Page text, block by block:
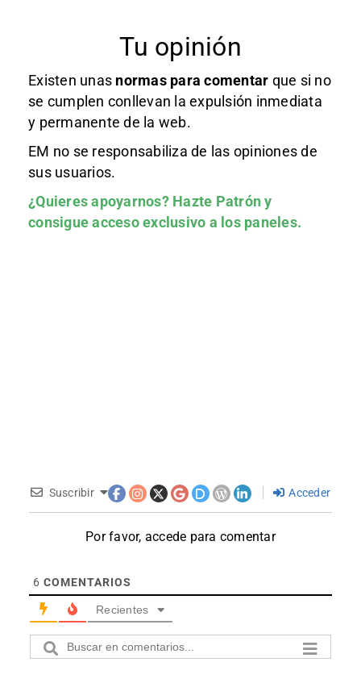
Tu opinión
Existen unas normas para comentar que si no
se cumplen conllevan la expulsión inmediata
y permanente de la web.
EM no se responsabiliza de las opiniones de
sus usuarios.
¿Quieres apoyarnos? Hazte Patróny
consigue acceso exclusivo a los paneles.
Suscribir Acceder
Por favor, accede para comentar
6 COMENTARIOS
Recientes